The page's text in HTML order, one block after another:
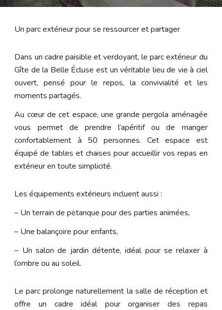
Un parc extérieur pour se ressourcer et partager
Dans un cadre paisible et verdoyant, le parc extérieur du
Gîte de la Belle Écluse est un véritable lieu de vie à ciel
ouvert, pensé pour le repos, la convivialité et les
moments partagés.
Au cœur de cet espace, une grande pergola aménagée
vous permet de prendre l’apéritif ou de manger
confortablement à 50 personnes. Cet espace est
équipé de tables et chaises pour accueillir vos repas en
extérieur en toute simplicité.
Les équipements extérieurs incluent aussi :
– Un terrain de pėtanque pour des parties animées,
– Une balançoire pour enfants,
– Un salon de jardin détente, idéal pour se relaxer à
l’ombre ou au soleil.
Le parc prolonge naturellement la salle de réception et
offre un cadre idéal pour organiser des repas